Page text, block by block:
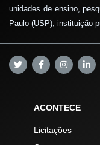
unidades de ensino,
Paulo (USP), instituição
ACONTECE
Licitações